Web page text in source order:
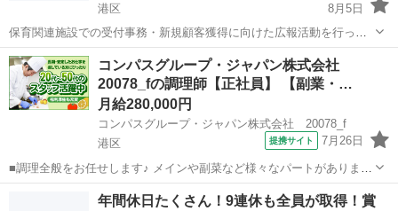
港区
8月5日
保育関連施設での受付事務・新規顧客獲得に向けた広報活動を行って
頂きます。 主に受付事務、新規顧客開拓等の業務をお願いします。 保
護者からの電話・玄関対応 保護者向けのレター作成や入園希望者の見
学対応 申請書などの各種...
東京 港区 受付 未経験
コンパスグループ・ジャパン株式会社
20078_fの調理師【正社員】 【副業・…
月給280,000円
コンパスグループ・ジャパン株式会社 20078_f
港区
提携サイト 7月26日
■調理全般をお任せします♪ メインや副菜など様々なパートがあります
が、まずは副菜からスタート。 《1日の流れ》 1.調理の準備 器具の
スイッチやガスを点けます 2.食材の確認と下ごしらえ 3.調理スタート
調理師
年間休日たくさん！9連休も全員が取得！賞